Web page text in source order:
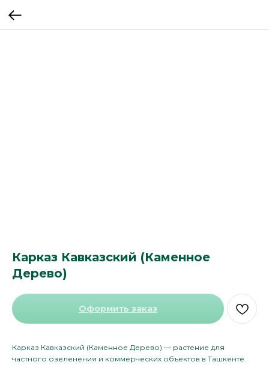
Карказ Кавказский (Каменное
Дерево)
Оформить заказ
Карказ Кавказский (Каменное Дерево) — растение для
частного озеленения и коммерческих объектов в Ташкенте.